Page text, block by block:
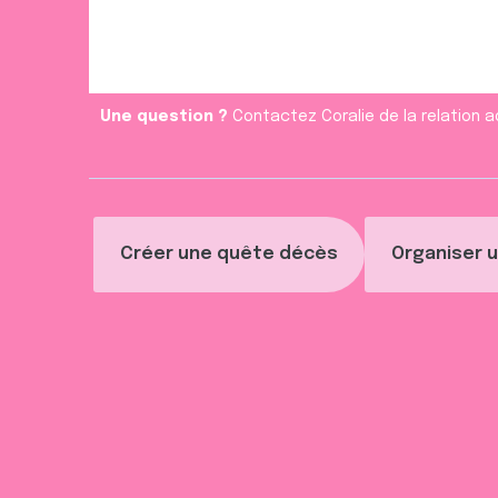
Créer une quête décès Organiser
Une question ? Contactez Coralie de la relation